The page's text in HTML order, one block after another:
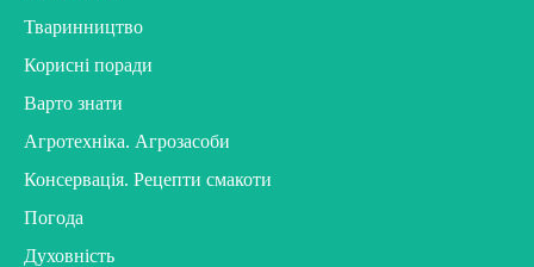
Тваринництво
Корисні поради
Варто знати
Агротехніка. Агрозасоби
Консервація. Рецепти смакоти
Погода
Духовність